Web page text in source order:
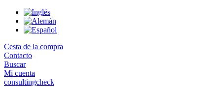
Skip
Cesta de la compra
Contacto
Buscar
Mi cuenta
consultingcheck